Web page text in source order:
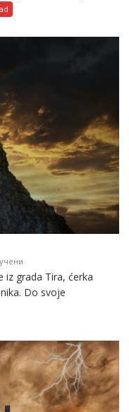
Svеta
vеlikоmučеnica
iz grada Tira, ćerka
Dо svоје